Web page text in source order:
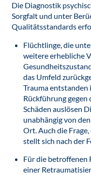
Die Diagnostik
Sorgfalt und unter
Qualitätsstandards
Flüchtlinge, die
weitere erhebliche
das Umfeld
Trauma entstanden
Rückführung gegen
Schäden auslösen
unabhängig von
Ort. Auch die
stellt sich nach der
Für die betroffenen
einer